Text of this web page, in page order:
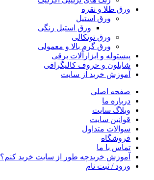
ورق طلا و نقره
ورق استیل
ورق استیل رنگی
ورق توتکالی
ورق گرم بالا و معمولی
پیستوله و ابزارآلات برقی
شابلون و حروف کالیگرافی
آموزش خرید از سایت
صفحه اصلی
درباره ما
وبلاگ سایت
قوانین سایت
سوالات متداول
فروشگاه
تماس با ما
آموزش خریدچه طور از سایت خرید کنم؟
ورود / ثبت نام